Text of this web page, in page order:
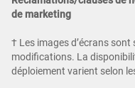
de marketing
† Les images d’écrans sont
modifications. La
déploiement varient selon